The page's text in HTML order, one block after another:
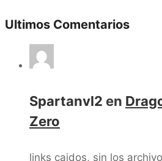
Ultimos Comentarios
Spartanvl2 en
Zero
links caidos, sin los